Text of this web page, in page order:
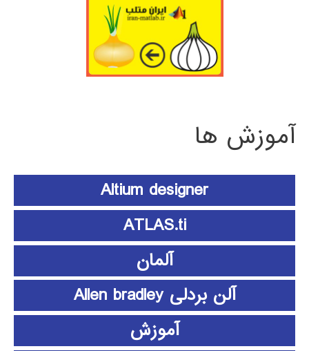
آموزش ها
Altium designer
ATLAS.ti
آلمان
آلن بردلی Allen bradley
آموزش